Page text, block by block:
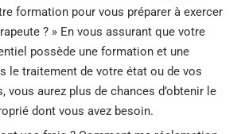
formation pour vous préparer à exercer
? » En vous assurant que votre
possède une formation et une
le traitement de votre état ou de vos
vous aurez plus de chances d’obtenir le
dont vous avez besoin.